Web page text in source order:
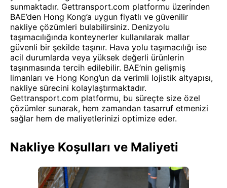
sunmaktadır. Gettransport.com platformu üzerinden
BAE’den Hong Kong’a uygun fiyatlı ve güvenilir
nakliye çözümleri bulabilirsiniz. Denizyolu
taşımacılığında konteynerler kullanılarak mallar
güvenli bir şekilde taşınır. Hava yolu taşımacılığı ise
acil durumlarda veya yüksek değerli ürünlerin
taşınmasında tercih edilebilir. BAE’nin gelişmiş
limanları ve Hong Kong’un da verimli lojistik altyapısı,
nakliye sürecini kolaylaştırmaktadır.
Gettransport.com platformu, bu süreçte size özel
çözümler sunarak, hem zamandan tasarruf etmenizi
sağlar hem de maliyetlerinizi optimize eder.
Nakliye Koşulları ve Maliyeti